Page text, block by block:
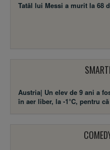
Tatăl lui Messi a murit la 68
Austria| Un elev de 9 ani a
în aer liber, la -1°C, pentru